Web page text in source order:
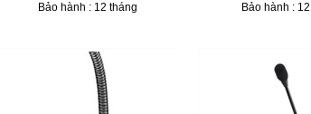
Bảo hành : 12 tháng
Bảo hành :